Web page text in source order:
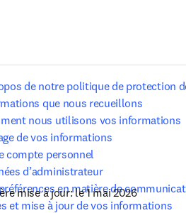
de notre politique de protection
que nous recueillons
nous utilisons vos informations
de vos informations
compte personnel
d’administrateur
en matière de
et mise à jour de vos informations
mise à jour: le 1 mai 2026